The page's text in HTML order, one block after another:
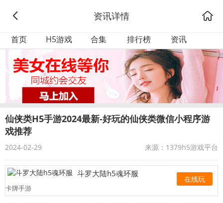
资讯详情
首页 H5游戏 合集 排行榜 资讯
仙侠类H5手游2024最新-好玩的仙侠类微信小程序游
戏推荐
2024-02-29 来源：1379h5游戏平台
在线玩
斗罗大陆h5魂环服
卡牌手游